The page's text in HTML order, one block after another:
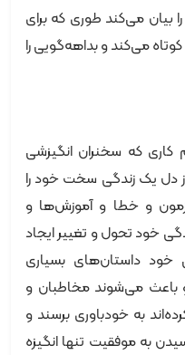
بیان می‌کند طوری که برای
می‌کند و بداهه‌گویی را
کاری که سخنران انگیزشی
دل یک زندگی سخت خود را
آزمون و خطا و آموزش‌ها و
خود تحول و تغییر ایجاد
خود داستان‌های بسیاری
باعث می‌شوند مخاطبان و
به خودباوری برسند و
به موفقیت تنها انگیزه